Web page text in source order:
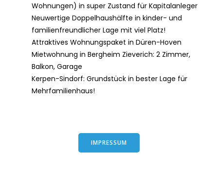
Wohnungen) in super Zustand für Kapitalanleger
Neuwertige Doppelhaushälfte in kinder- und
familienfreundlicher Lage mit viel Platz!
Attraktives Wohnungspaket in Düren-Hoven
Mietwohnung in Bergheim Zieverich: 2 Zimmer,
Balkon, Garage
Kerpen-Sindorf: Grundstück in bester Lage für
Mehrfamilienhaus!
IMPRESSUM